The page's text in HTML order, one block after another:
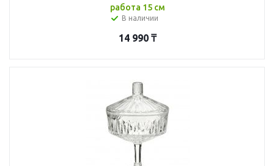
работа 15 см
В наличии
14 990₸